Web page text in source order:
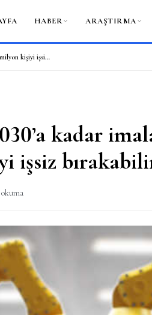
HABER ARAŞTIRMA
‘Robotlar 2030’a kadar imalat sektöründe 20 milyon kişiyi işsiz bırakabilir’
kadar
işsiz